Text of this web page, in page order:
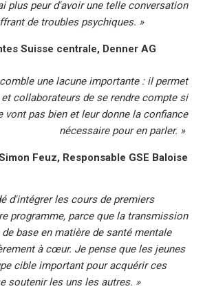
plus peur d'avoir une telle conversation
de troubles psychiques. »
Suisse centrale, Denner AG
une lacune importante : il permet
collaborateurs de se rendre compte si
vont pas bien et leur donne la confiance
nécessaire pour en parler. »
Feuz, Responsable GSE Baloise
d'intégrer les cours de premiers
programme, parce que la transmission
base en matière de santé mentale
à cœur. Je pense que les jeunes
cible important pour acquérir ces
soutenir les uns les autres. »